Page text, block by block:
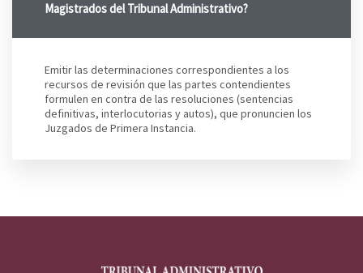
Magistrados del Tribunal Administrativo?
Emitir las determinaciones correspondientes a los
recursos de revisión que las partes contendientes
formulen en contra de las resoluciones (sentencias
definitivas, interlocutorias y autos), que pronuncien los
Juzgados de Primera Instancia.